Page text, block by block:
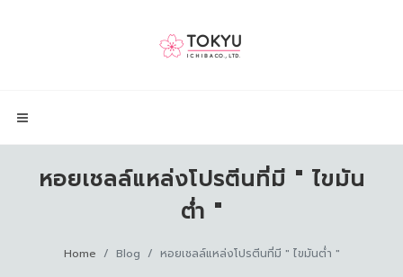
หอยเชลล์แหล่งโปรตีนที่มี " ไขมัน
ต่ำ "
Home Blog หอยเชลล์แหล่งโปรตีนที่มี " ไขมันต่ำ "